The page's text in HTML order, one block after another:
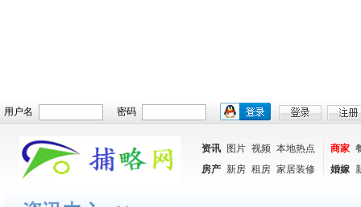
用户名 密码
资讯 图片 视频 本地热点
房产 新房 租房 家居装修
商家
婚嫁